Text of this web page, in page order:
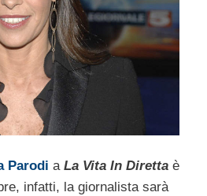
Parodi a La Vita In Diretta è
infatti, la giornalista sarà